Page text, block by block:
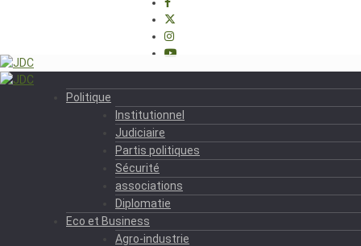
Politique
Institutionnel
Judiciaire
Partis politiques
Sécurité
associations
Diplomatie
Eco et Business
Agro-industrie